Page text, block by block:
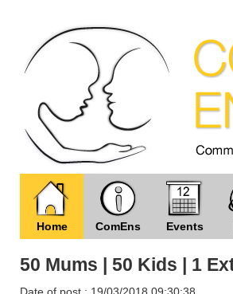
Home ComEns Events
50 Mums | 50 Kids | 1